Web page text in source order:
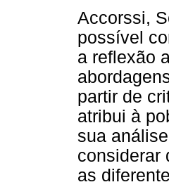
Accorssi,
possível
a reflexão
partir de
atribui à
sua
considerar
as